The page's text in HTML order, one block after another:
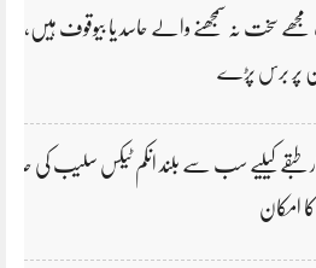
مجھے سخت نہ سمجھنے والے حاسد یا بیوقوف ہیں،
پر برس پڑے
طبقے کیلیے سب سے بلند انکم ٹیکس سلیب کی حد
امکان